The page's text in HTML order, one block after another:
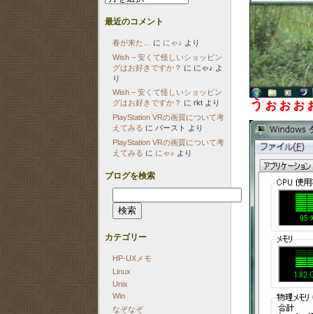
うぉぉぉ
去
の
投
最近のコメント
春が来た… に にゃ♪ より
Wish – 安くて怪しいショッピン
グはお好きですか？ に にゃ♪ よ
り
Wish – 安くて怪しいショッピン
グはお好きですか？ にrkt より
PlayStation VRの画質について考
えてみる に バースト より
PlayStation VRの画質について考
えてみる に にゃ♪ より
ブログを検索
索:
カテゴリー
HP-UXメモ
Linux
Unix
Win
なぞなぞ